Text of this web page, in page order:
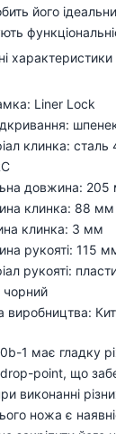
його
Liner Lock
клинка:
довжина: 205
клинка: 88 мм
клинка: 3 мм
рукояті: 115
рукояті:
чорний
виробництва:
1 має гладку
point, що
виконанні
ножа є